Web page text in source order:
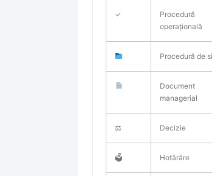
✓
Procedură
operațională
Procedură de
Document
managerial
⚖ Decizie
🗳 Hotărâre